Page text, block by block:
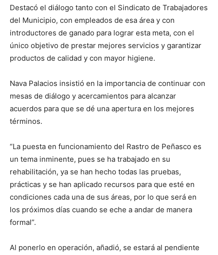
Destacó el diálogo tanto con el Sindicato de Trabajadores
del Municipio, con empleados de esa área y con
introductores de ganado para lograr esta meta, con el
único objetivo de prestar mejores servicios y garantizar
productos de calidad y con mayor higiene.
Nava Palacios insistió en la importancia de continuar con
mesas de diálogo y acercamientos para alcanzar
acuerdos para que se dé una apertura en los mejores
términos.
“La puesta en funcionamiento del Rastro de Peñasco es
un tema inminente, pues se ha trabajado en su
rehabilitación, ya se han hecho todas las pruebas,
prácticas y se han aplicado recursos para que esté en
condiciones cada una de sus áreas, por lo que será en
los próximos días cuando se eche a andar de manera
formal”.
Al ponerlo en operación, añadió, se estará al pendiente